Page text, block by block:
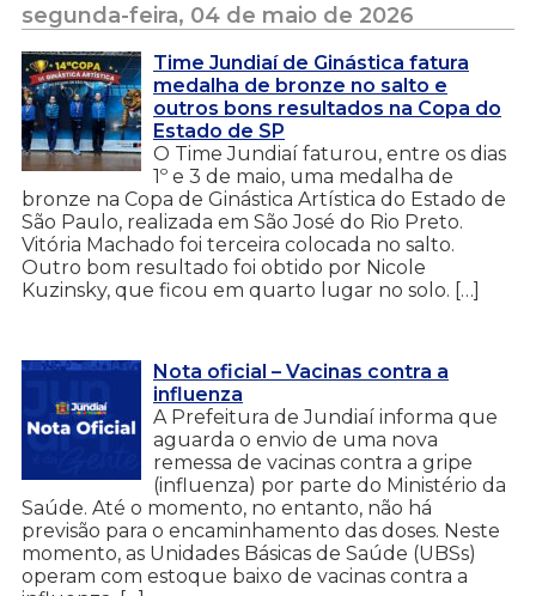
segunda-feira, 04 de maio de 2026
Time Jundiaí de Ginástica fatura
medalha de bronze no salto e
outros bons resultados na Copa do
Estado de SP
O Time Jundiaí faturou, entre os dias
1º e 3 de maio, uma medalha de
bronze na Copa de Ginástica Artística do Estado de
São Paulo, realizada em São José do Rio Preto.
Vitória Machado foi terceira colocada no salto.
Outro bom resultado foi obtido por Nicole
Kuzinsky, que ficou em quarto lugar no solo. […]
Nota oficial – Vacinas contra a
influenza
A Prefeitura de Jundiaí informa que
aguarda o envio de uma nova
remessa de vacinas contra a gripe
(influenza) por parte do Ministério da
Saúde. Até o momento, no entanto, não há
previsão para o encaminhamento das doses. Neste
momento, as Unidades Básicas de Saúde (UBSs)
operam com estoque baixo de vacinas contra a